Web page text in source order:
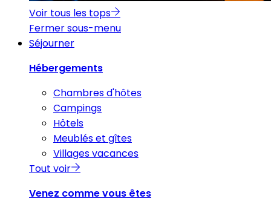
Voir tous les tops
Fermer sous-menu
Séjourner
Hébergements
Chambres d'hôtes
Campings
Hôtels
Meublés et gîtes
Villages vacances
Tout voir
Venez comme vous êtes